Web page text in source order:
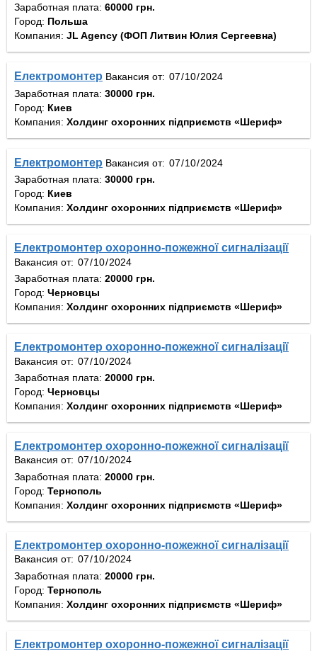
Заработная плата: 60000 грн.
Город: Польша
Компания: JL Agency (ФОП Литвин Юлия Сергеевна)
Електромонтер Вакансия от:
Заработная плата: 30000 грн.
Город: Киев
Компания: Холдинг охоронних підприємств «Шериф»
Електромонтер Вакансия от:
Заработная плата: 30000 грн.
Город: Киев
Компания: Холдинг охоронних підприємств «Шериф»
Електромонтер охоронно-пожежної сигналізації
Вакансия от:
Заработная плата: 20000 грн.
Город: Черновцы
Компания: Холдинг охоронних підприємств «Шериф»
Електромонтер охоронно-пожежної сигналізації
Вакансия от:
Заработная плата: 20000 грн.
Город: Черновцы
Компания: Холдинг охоронних підприємств «Шериф»
Електромонтер охоронно-пожежної сигналізації
Вакансия от:
Заработная плата: 20000 грн.
Город: Тернополь
Компания: Холдинг охоронних підприємств «Шериф»
Електромонтер охоронно-пожежної сигналізації
Вакансия от:
Заработная плата: 20000 грн.
Город: Тернополь
Компания: Холдинг охоронних підприємств «Шериф»
Електромонтер охоронно-пожежної сигналізації